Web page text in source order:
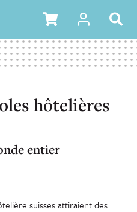
hôtelières
entier
suisses attiraient des